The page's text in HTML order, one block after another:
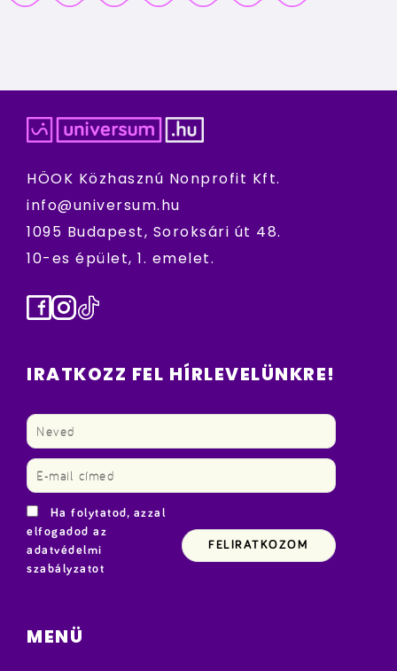
HÖOK Közhasznú Nonprofit Kft.
info@universum.hu
1095 Budapest, Soroksári út 48.
10-es épület, 1. emelet.
Facebook
Instagram
TikTok
IRATKOZZ FEL HÍRLEVELÜNKRE!
Ha folytatod, azzal
elfogadod az
adatvédelmi
szabályzatot
MENÜ